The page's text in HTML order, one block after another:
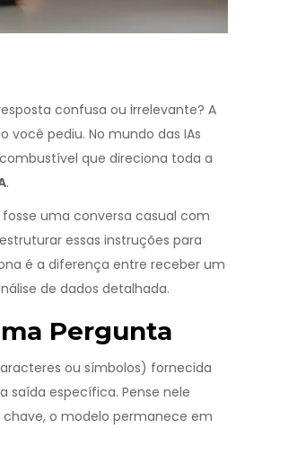
confusa ou irrelevante? A
pediu. No mundo das IAs
que direciona toda a
.
uma conversa casual com
essas instruções para
é a diferença entre receber um
de dados detalhada.
Pergunta
ou símbolos) fornecida
saída específica. Pense nele
o modelo permanece em